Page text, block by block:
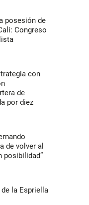
posesión de
Congreso
con
de
por diez
de volver al
posibilidad”
la Espriella